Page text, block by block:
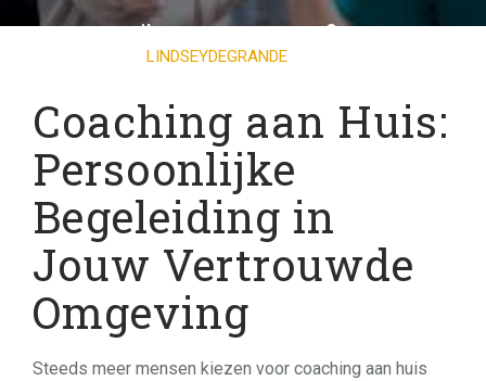
07 SEPTEMBER 2025
LINDSEYDEGRANDE
Coaching aan Huis:
Persoonlijke
Begeleiding in
Jouw Vertrouwde
Omgeving
Steeds meer mensen kiezen voor coaching aan huis